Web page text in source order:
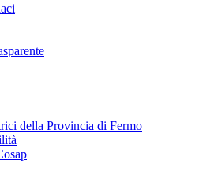
della Provincia di Fermo